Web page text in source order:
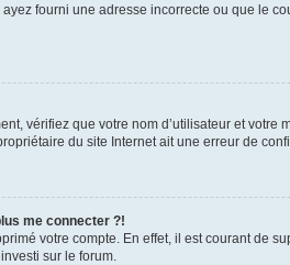
fourni une adresse incorrecte ou que le
vérifiez que votre nom d’utilisateur et
du site Internet ait une erreur de
me connecter ?!
votre compte. En effet, il est courant
sur le forum.